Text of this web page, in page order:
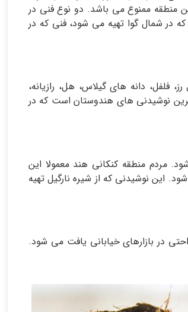
منطقه ممنوع می باشد. دو نوع فنی در
در شمال گوا تهیه می شود، فنی که در
فلفل، دانه های گیلاس، هل، رازیانه،
نوشیدنی های هندوستان است که در
مردم منطقه کنکانی هند معمولا این
این نوشیدنی که از شیره نارگیل تهیه
در بازارهای خیابانی یافت می شود.